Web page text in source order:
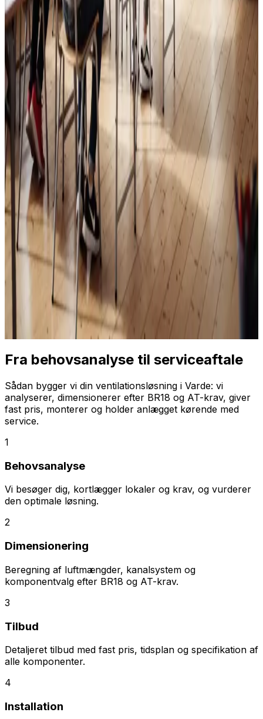
Skoleventilation
Frisk luft og bedre koncentration i skoler og institutioner
i Varde.
Læs mere
Fra behovsanalyse til serviceaftale
Sådan bygger vi din ventilationsløsning i Varde: vi
analyserer, dimensionerer efter BR18 og AT-krav, giver
fast pris, monterer og holder anlægget kørende med
service.
1
Behovsanalyse
Vi besøger dig, kortlægger lokaler og krav, og vurderer
den optimale løsning.
2
Dimensionering
Beregning af luftmængder, kanalsystem og
komponentvalg efter BR18 og AT-krav.
3
Tilbud
Detaljeret tilbud med fast pris, tidsplan og specifikation af
alle komponenter.
4
Installation